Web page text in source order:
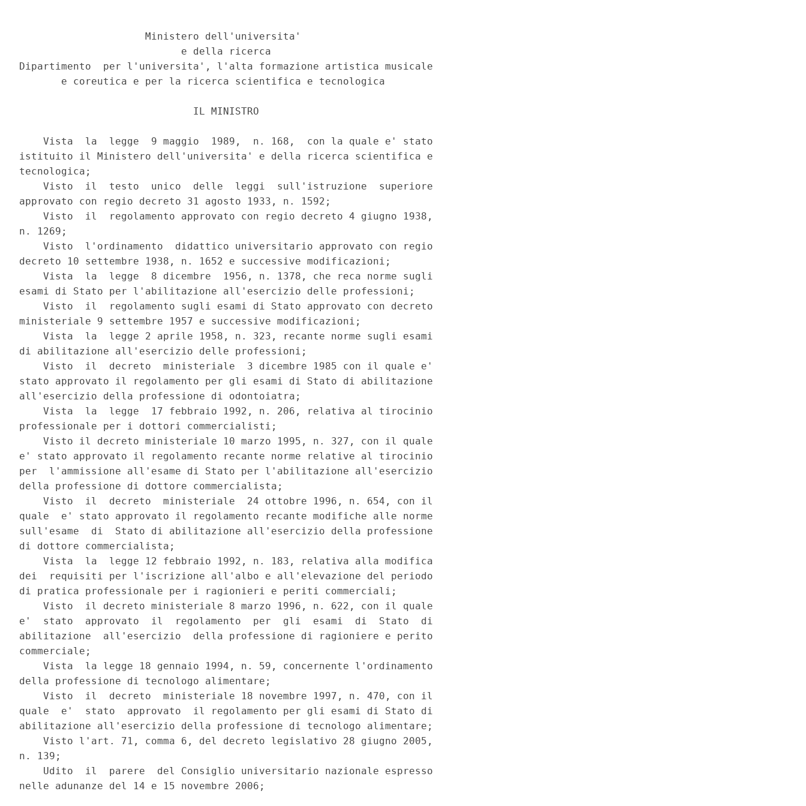
                     Ministero dell'universita'
                           e della ricerca
Dipartimento  per l'universita', l'alta formazione artistica musicale
       e coreutica e per la ricerca scientifica e tecnologica
                             IL MINISTRO
    Vista  la  legge  9 maggio  1989,  n. 168,  con la quale e' stato
istituito il Ministero dell'universita' e della ricerca scientifica e
tecnologica;
    Visto  il  testo  unico  delle  leggi  sull'istruzione  superiore
approvato con regio decreto 31 agosto 1933, n. 1592;
    Visto  il  regolamento approvato con regio decreto 4 giugno 1938,
n. 1269;
    Visto  l'ordinamento  didattico universitario approvato con regio
decreto 10 settembre 1938, n. 1652 e successive modificazioni;
    Vista  la  legge  8 dicembre  1956, n. 1378, che reca norme sugli
esami di Stato per l'abilitazione all'esercizio delle professioni;
    Visto  il  regolamento sugli esami di Stato approvato con decreto
ministeriale 9 settembre 1957 e successive modificazioni;
    Vista  la  legge 2 aprile 1958, n. 323, recante norme sugli esami
di abilitazione all'esercizio delle professioni;
    Visto  il  decreto  ministeriale  3 dicembre 1985 con il quale e'
stato approvato il regolamento per gli esami di Stato di abilitazione
all'esercizio della professione di odontoiatra;
    Vista  la  legge  17 febbraio 1992, n. 206, relativa al tirocinio
professionale per i dottori commercialisti;
    Visto il decreto ministeriale 10 marzo 1995, n. 327, con il quale
e' stato approvato il regolamento recante norme relative al tirocinio
per  l'ammissione all'esame di Stato per l'abilitazione all'esercizio
della professione di dottore commercialista;
    Visto  il  decreto  ministeriale  24 ottobre 1996, n. 654, con il
quale  e' stato approvato il regolamento recante modifiche alle norme
sull'esame  di  Stato di abilitazione all'esercizio della professione
di dottore commercialista;
    Vista  la  legge 12 febbraio 1992, n. 183, relativa alla modifica
dei  requisiti per l'iscrizione all'albo e all'elevazione del periodo
di pratica professionale per i ragionieri e periti commerciali;
    Visto  il decreto ministeriale 8 marzo 1996, n. 622, con il quale
e'  stato  approvato  il  regolamento  per  gli  esami  di  Stato  di
abilitazione  all'esercizio  della professione di ragioniere e perito
commerciale;
    Vista  la legge 18 gennaio 1994, n. 59, concernente l'ordinamento
della professione di tecnologo alimentare;
    Visto  il  decreto  ministeriale 18 novembre 1997, n. 470, con il
quale  e'  stato  approvato  il regolamento per gli esami di Stato di
abilitazione all'esercizio della professione di tecnologo alimentare;
    Visto l'art. 71, comma 6, del decreto legislativo 28 giugno 2005,
n. 139;
    Udito  il  parere  del Consiglio universitario nazionale espresso
nelle adunanze del 14 e 15 novembre 2006;